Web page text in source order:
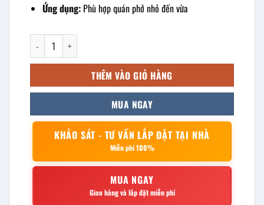
Ứng dụng:Phù hợp quán phở nhỏ đến vừa
Nồi nấu phở thanh nhiệt 50L điện rời số lượng
THÊM VÀO GIỎ HÀNG
MUA NGAY
KHẢO SÁT - TƯ VẤN LẮP ĐẶT TẠI NHÀ
Miễn phí 100%
MUA NGAY
Giao hàng và lắp đặt miễn phí